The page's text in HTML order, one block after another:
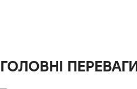
ГОЛОВНІ